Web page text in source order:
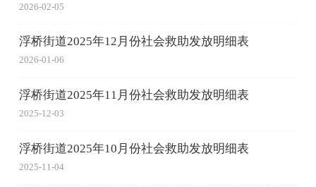
2026-02-05
浮桥街道2025年12月份社会救助发放明细表
2026-01-06
浮桥街道2025年11月份社会救助发放明细表
2025-12-03
浮桥街道2025年10月份社会救助发放明细表
2025-11-04